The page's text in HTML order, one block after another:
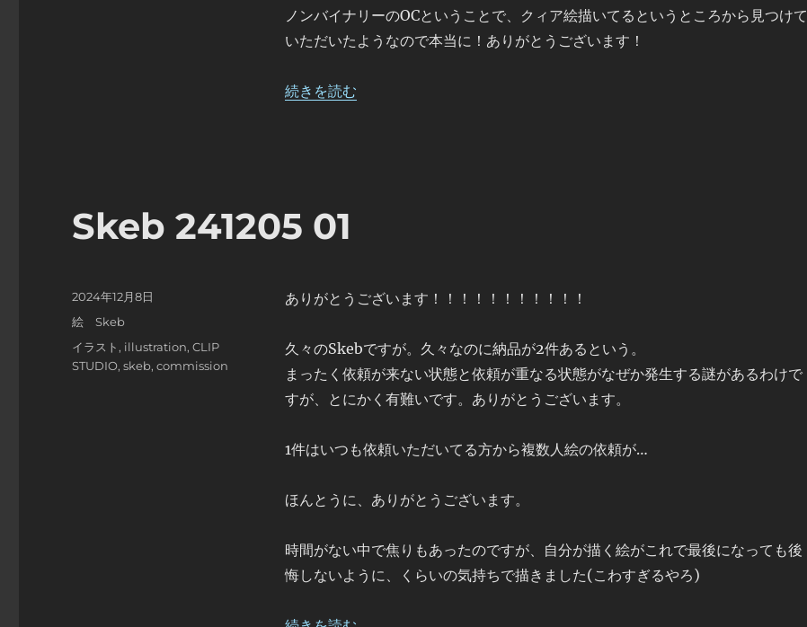
ノンバイナリーのOCということで、クィア絵描いてるというところから見つけて
いただいたようなので本当に！ありがとうございます！
“Skeb 241205 02” の
続きを読む
Skeb 241205 01
ありがとうございます！！！！！！！！！！！
久々のSkebですが。久々なのに納品が2件あるという。
まったく依頼が来ない状態と依頼が重なる状態がなぜか発生する謎があるわけで
すが、とにかく有難いです。ありがとうございます。
1件はいつも依頼いただいてる方から複数人絵の依頼が…
ほんとうに、ありがとうございます。
時間がない中で焦りもあったのですが、自分が描く絵がこれで最後になっても後
悔しないように、くらいの気持ちで描きました(こわすぎるやろ)
投
稿
2024年12月8日
カ
テ
絵 Skeb
タ
グ
イラスト , illustration,CLIP
STUDIO,skeb,commission